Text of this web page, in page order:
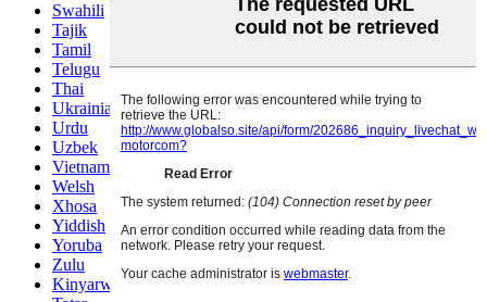
Swahili
Tajik
Tamil
Telugu
Thai
Ukrainian
Urdu
Uzbek
Vietnamese
Welsh
Xhosa
Yiddish
Yoruba
Zulu
Kinyarwanda